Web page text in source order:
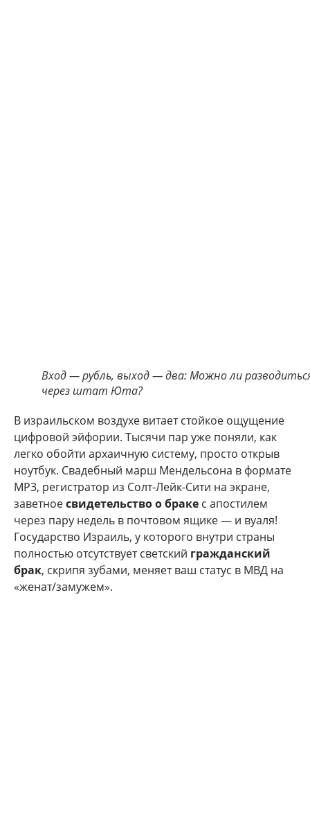
Вход — рубль, выход — два: Можно ли
через штат Юта?
В израильском воздухе витает стойкое ощущение
цифровой эйфории. Тысячи пар уже поняли, как
легко обойти архаичную систему, просто открыв
ноутбук. Свадебный марш Мендельсона в формате
MP3, регистратор из Солт-Лейк-Сити на экране,
заветноесвидетельство о браке с апостилем
через пару недель в почтовом ящике — и вуаля!
Государство Израиль, у которого внутри страны
полностью отсутствует светский гражданский
брак, скрипя зубами, меняет ваш статус в МВД на
«женат/замужем».